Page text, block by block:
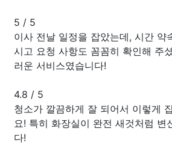
5 / 5
이사 전날 일정을 잡았는데, 시간 약
시고 요청 사항도 꼼꼼히 확인해 주
러운 서비스였습니다!
4.8 / 5
청소가 깔끔하게 잘 되어서 이렇게
요! 특히 화장실이 완전 새것처럼 변
다!